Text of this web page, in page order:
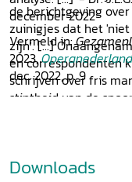
december 2022
de berichtgeving
zuinigjes dat het
zijn'. [...]
en correspondenten
schrijven over fris
stiptheid van de
Vermeld in:
2023,
dec. 2022, p. 9
Downloads